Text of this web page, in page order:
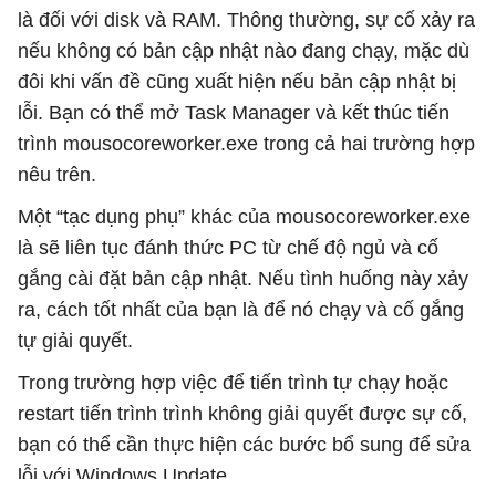
là đối với disk và RAM. Thông thường, sự cố xảy ra
nếu không có bản cập nhật nào đang chạy, mặc dù
đôi khi vấn đề cũng xuất hiện nếu bản cập nhật bị
lỗi. Bạn có thể mở Task Manager và kết thúc tiến
trình mousocoreworker.exe trong cả hai trường hợp
nêu trên.
Một “tạc dụng phụ” khác của mousocoreworker.exe
là sẽ liên tục đánh thức PC từ chế độ ngủ và cố
gắng cài đặt bản cập nhật. Nếu tình huống này xảy
ra, cách tốt nhất của bạn là để nó chạy và cố gắng
tự giải quyết.
Trong trường hợp việc để tiến trình tự chạy hoặc
restart tiến trình trình không giải quyết được sự cố,
bạn có thể cần thực hiện các bước bổ sung để sửa